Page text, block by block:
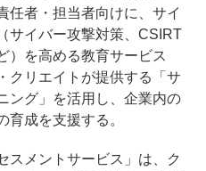
任者・担当者向けに、サイ
サイバー攻撃対策、CSIRT
）を高める教育サービス
クリエイトが提供する「サ
ング」を活用し、企業内の
育成を支援する。
メントサービス」は、ク